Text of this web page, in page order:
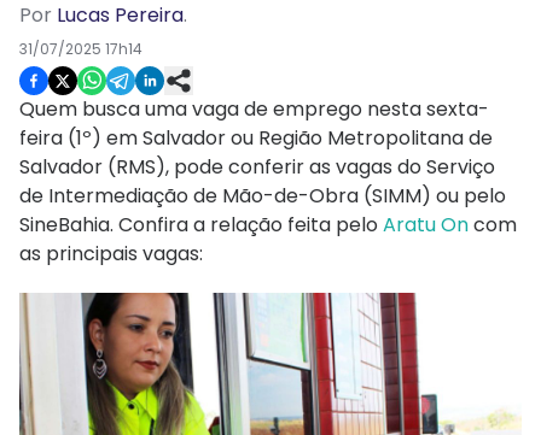
Por Lucas Pereira.
31/07/2025 17h14
Quem busca uma vaga de emprego nesta sexta-
feira (1º) em Salvador ou Região Metropolitana de
Salvador (RMS), pode conferir as vagas do Serviço
de Intermediação de Mão-de-Obra (SIMM) ou pelo
SineBahia. Confira a relação feita pelo Aratu Oncom
as principais vagas: